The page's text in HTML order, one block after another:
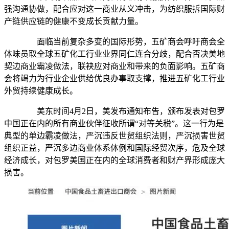
强沟通协做，配合应对这一商业从义冲击，为纺织服拆国际财
产链供应链的健康不变成长贡献力量。
面临当前复杂多变的国际形势，五矿商会呼吁商会全
体味员取全球五矿化工行业业界同仁连合分歧，配合否决美地
契边商业霸凌做法，联袂应对商业和带来的负面影响。五矿商
会将竭力为行业企业供给优良办事取支撑，推进五矿化工行业
外贸持续健康成长。
美东时间4月2日，美发布通知布告，颁布发表对包罗
中国正在内的所有商业伙伴征收所谓“对等关税”。这一行为是
典型的单边霸凌做法，严沉违反世贸组织法则，严沉损害世贸
组织正益，严沉多边商业体系体例和国际经贸次序，危及全球
经济成长，对包罗美国正在内的全球消费者和财产界形成庞大
损害。